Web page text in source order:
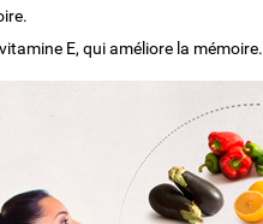
E, qui améliore la mémoire.